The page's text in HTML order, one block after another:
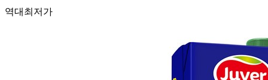
역대최저가